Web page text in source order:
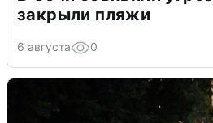
закрыли пляжи
6 августа 0